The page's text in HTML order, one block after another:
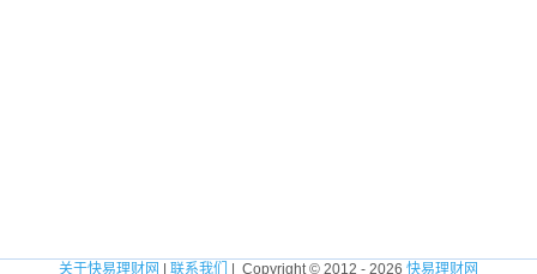
关于快易理财网 联系我们 | Copyright © 2012 - 2026 快易理财网